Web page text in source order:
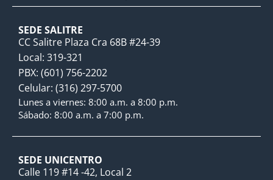
SEDE SALITRE
CC Salitre Plaza Cra 68B #24-39
Local: 319-321
PBX: (601) 756-2202
Celular: (316) 297-5700
Lunes a viernes: 8:00 a.m. a 8:00 p.m.
Sábado: 8:00 a.m. a 7:00 p.m.
SEDE UNICENTRO
Calle 119 #14 -42, Local 2